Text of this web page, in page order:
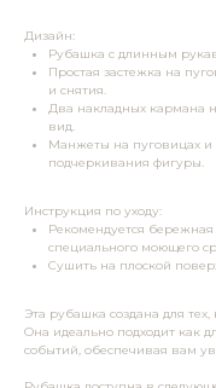
Дизайн:
Рубашка с длинным
Простая застежка на
и снятия.
Два накладных кармана
вид.
Манжеты на пуговицах и
подчеркивания фигуры.
Инструкция по уходу:
Рекомендуется
специального моющего
Сушить на плоской
Эта рубашка создана для
Она идеально подходит как
событий, обеспечивая вам